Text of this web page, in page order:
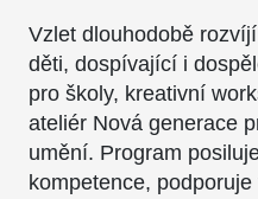
Vzlet dlouhodobě
děti, dospívající i
pro školy, kreativní
ateliér Nová generace
umění. Program
kompetence,